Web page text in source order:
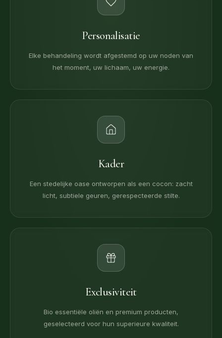
Personalisatie
Elke behandeling wordt afgestemd op uw noden van
het moment, uw lichaam, uw energie.
Kader
Een stedelijke oase ontworpen als een cocon: zacht
licht, subtiele geuren, gerespecteerde stilte.
Exclusiviteit
Bio essentiële oliën en premium producten,
geselecteerd voor hun superieure kwaliteit.